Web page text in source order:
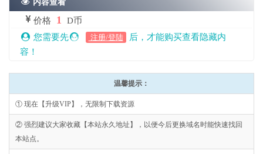
内容查看
价格 1
D币
您需要先
注册/登陆
后，才能购买查看隐藏内
容！
温馨提示：
① 现在【升级VIP】，无限制下载资源
② 强烈建议大家收藏【本站永久地址】，以便今后更换域名时能快速找回
本站点。